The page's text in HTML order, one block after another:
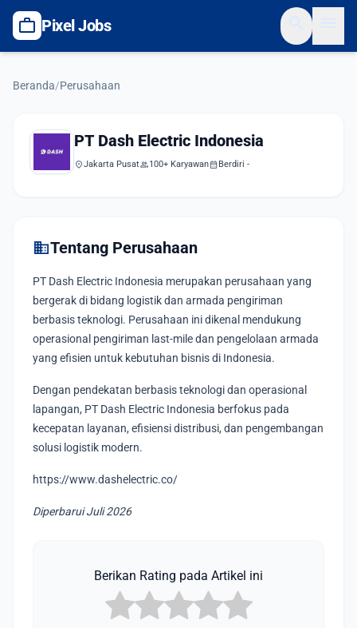
work Pixel Jobs
Beranda/Perusahaan
PT Dash Electric Indonesia
location_onJakarta Pusatgroup100+ Karyawancalendar_monthBerdiri -
domainTentang Perusahaan
PT Dash Electric Indonesia merupakan perusahaan yang
bergerak di bidang logistik dan armada pengiriman
berbasis teknologi. Perusahaan ini dikenal mendukung
operasional pengiriman last-mile dan pengelolaan armada
yang efisien untuk kebutuhan bisnis di Indonesia.
Dengan pendekatan berbasis teknologi dan operasional
lapangan, PT Dash Electric Indonesia berfokus pada
kecepatan layanan, efisiensi distribusi, dan pengembangan
solusi logistik modern.
https://www.dashelectric.co/
Diperbarui Juli 2026
Berikan Rating pada Artikel ini